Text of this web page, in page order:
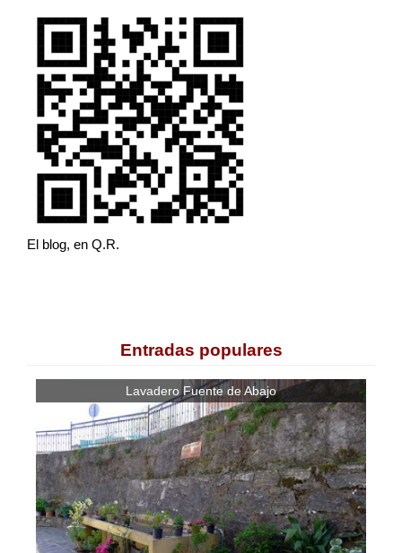
El blog, en Q.R.
Entradas populares
Lavadero Fuente de Abajo